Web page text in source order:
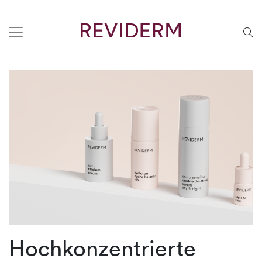
Hochkonzentrierte